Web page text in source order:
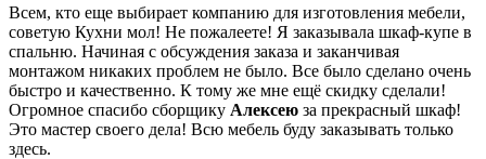
Всем, кто еще выбирает компанию для изготовления мебели,
советую Кухни мол! Не пожалеете! Я заказывала шкаф-купе в
спальню. Начиная с обсуждения заказа и заканчивая
монтажом никаких проблем не было. Все было сделано очень
быстро и качественно. К тому же мне ещё скидку сделали!
Огромное спасибо сборщику Алексею за прекрасный шкаф!
Это мастер своего дела! Всю мебель буду заказывать только
здесь.